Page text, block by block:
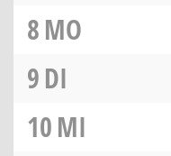
8MO
9DI
10MI